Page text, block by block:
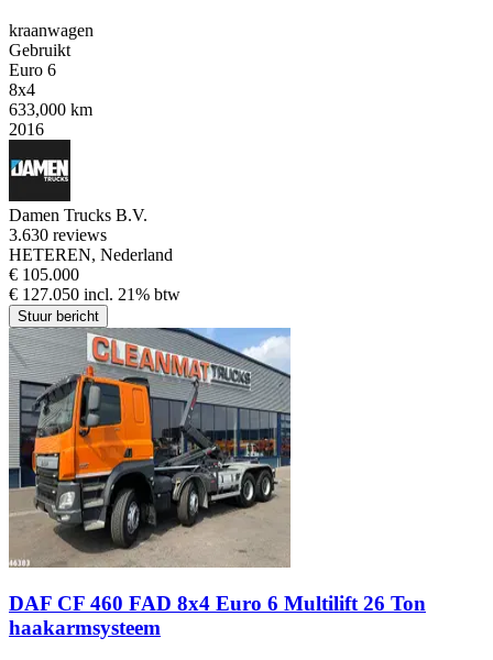
kraanwagen
Gebruikt
Euro 6
8x4
633,000 km
2016
Damen Trucks B.V.
3.630 reviews
HETEREN, Nederland
€ 105.000
€ 127.050 incl. 21% btw
Stuur bericht
DAF CF 460 FAD 8x4 Euro 6 Multilift 26 Ton
haakarmsysteem